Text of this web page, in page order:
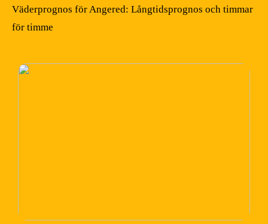
Väderprognos för Angered: Långtidsprognos och timmar
för timme